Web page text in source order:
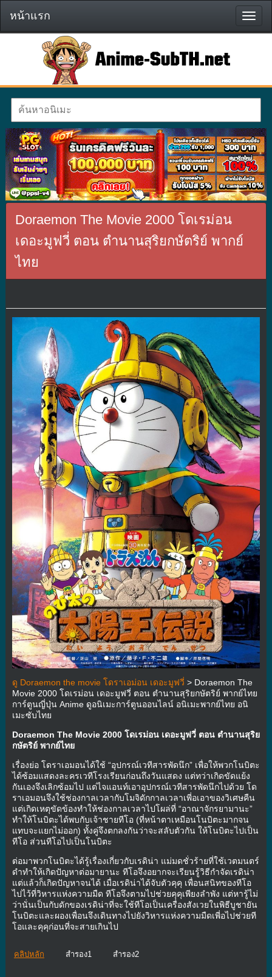
หน้า
แรก
หน้าแรก
Doraemon The Movie 2000 โดเรม่อน
เดอะมูฟวี่ ตอน ตำนานสุริยกษัตริย์ พากย์
ไทย
ดู Doraemon the movie โดราเอม่อน เดอะมูฟวี่ > Doraemon The
Movie 2000 โดเรม่อน เดอะมูฟวี่ ตอน ตำนานสุริยกษัตริย์ พากย์ไทย
การ์ตูนญี่ปุ่น Anime ดูอนิเมะการ์ตูนออนไลน์ อนิเมะพากย์ไทย อนิ
เมะซับไทย
Doraemon The Movie 2000 โดเรม่อน เดอะมูฟวี่ ตอน ตำนานสุริย
กษัตริย์ พากย์ไทย
เรื่องย่อ โดราเอมอนได้ใช้ “อุปกรณ์เวทีสารพัดนึก” เพื่อให้พวกโนบิตะ
ได้ซ้อมแสดงละครเวทีโรงเรียนก่อนถึงวันแสดง แต่ทว่าเกิดขัดแย้ง
กันเองจึงเลิกซ้อมไป แต่ไจแอนท์เอาอุปกรณ์เวทีสารพัดนึกไปด้วย โด
ราเอมอนจึงใช้ช่องกาลเวลากับโมจิดักกาลเวลาเพี่อเอาของวิเศษคืน
แต่เกิดเหตุขัดข้องทำให้ช่องกาลเวลาไปโผล่ที่ “อาณาจักรยามานะ”
ทำให้โนบิตะได้พบกับเจ้าชายทีโอ (ที่หน้าตาเหมือนโนบิตะมากจน
แทบจะแยกไม่ออก) ทั้งคู่จึงตกลงกันว่าจะสลับตัวกัน ให้โนบิตะไปเป็น
ทีโอ ส่วนทีโอไปเป็นโนบิตะ
ต่อมาพวกโนบิตะได้รู้เรื่องเกี่ยวกับเรดิน่า แม่มดชั่วร้ายที่ใช้เวตมนตร์
ดำทำให้เกิดปัญหาต่อมายานะ ทีโอจึงอยากจะเรียนรู้วิธีกำจัดเรดิน่า
แต่แล้วก็เกิดปัญหาจนได้ เมื่อเรดิน่าได้จับตัวคุคุ เพื่อนสนิทของทีโอ
ไปไว้ที่วิหารแห่งความมืด ทีโอจึงตามไปช่วยคุคุเพียงลำพัง แต่หารู้ไม่
ว่านั่นเป็นกับดักของเรดิน่าที่จะใช้ทีโอเป็นเครื่องสังเวยในพิธีบูชายัน
โนบิตะและผองเพื่อนจึงเดินทางไปยังวิหารแห่งความมืดเพี่อไปช่วยที
โอและคุคุก่อนที่จะสายเกินไป
คลิปหลัก สำรอง1 สำรอง2